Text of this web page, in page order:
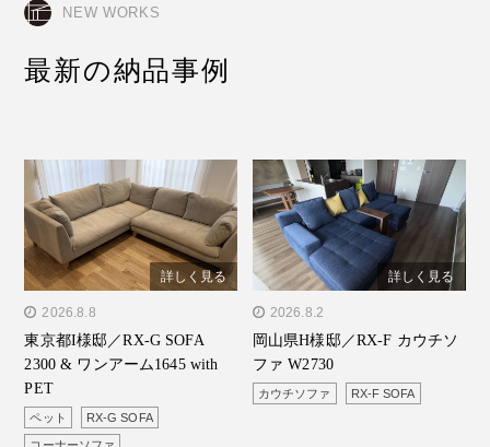
NEW WORKS
最新の納品事例
" alt="東京都I様邸／RX-G
SOFA 2300 & ワンアーム
1645 with PET"/>
詳しく見る
2026.8.8
東京都I様邸／RX-G SOFA
2300 & ワンアーム1645 with
PET
ペット RX-G SOFA
" alt="岡山県H様邸／RX-F
カウチソファ W2730"/>
詳しく見る
2026.8.2
岡山県H様邸／RX-F カウチソ
ファ W2730
カウチソファ RX-F SOFA